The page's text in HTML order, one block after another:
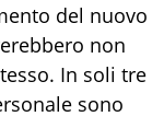
del nuovo
non
In soli tre
sono